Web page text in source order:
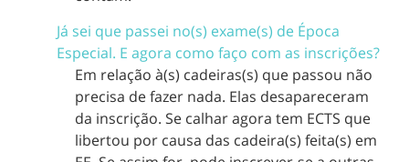
Já sei que passei no(s) exame(s) de Época
Especial. E agora como faço com as inscrições?
Em relação à(s) cadeiras(s) que passou não
precisa de fazer nada. Elas desapareceram
da inscrição. Se calhar agora tem ECTS que
libertou por causa das cadeira(s) feita(s) em